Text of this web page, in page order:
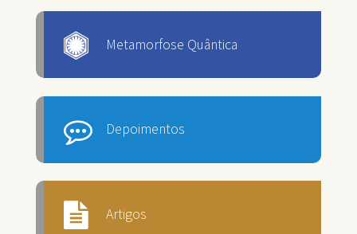
Metamorfose Quântica
Depoimentos
Artigos